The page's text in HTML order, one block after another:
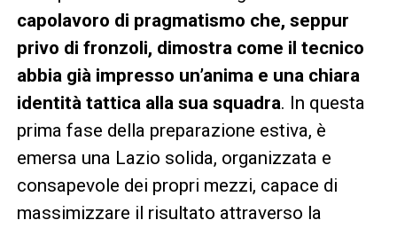
capolavoro di pragmatismo che, seppur
privo di fronzoli, dimostra come il tecnico
abbia già impresso un’anima e una chiara
identità tattica alla sua squadra. In questa
prima fase della preparazione estiva, è
emersa una Lazio solida, organizzata e
consapevole dei propri mezzi, capace di
massimizzare il risultato attraverso la